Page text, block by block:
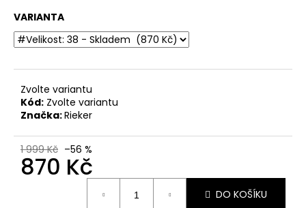
VARIANTA
Zvolte variantu
Kód: Zvolte variantu
Značka:Rieker
1 999 Kč –56 %
870 Kč
DO KOŠÍKU
e
m
e
DÁMSKÉ
SANDÁLY
NA
KLÍNKU
ŠÍŘE
JANA
8-